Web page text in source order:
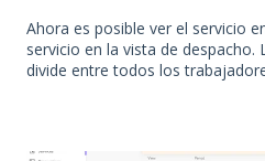
Ahora es posible ver el servicio
servicio en la vista de despacho.
divide entre todos los